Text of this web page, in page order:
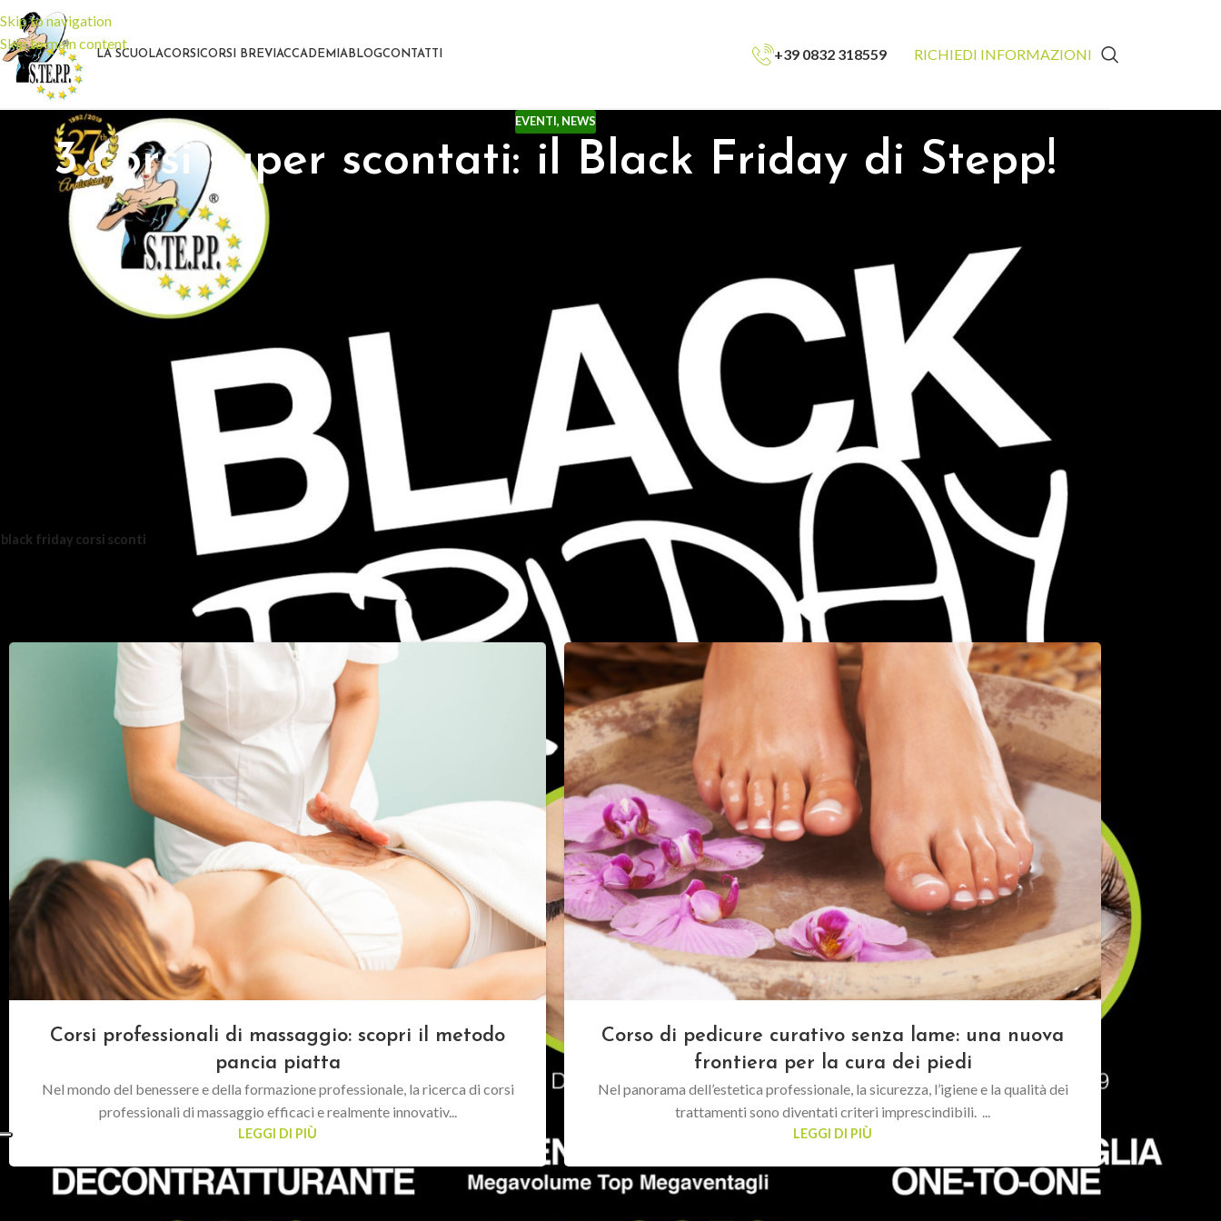
Skip to navigation
Skip to main content
LA SCUOLACORSI CORSI BREVI ACCADEMIABLOGCONTATTI +39 0832 318559 RICHIEDI INFORMAZIONI
EVENTI, NEWS
3 corsi super scontati: il Black Friday di Stepp!
Black Friday arriva anche da STEPP l’Università della Bellezza Globale
In occasione della giornata dedicati agli sconti in tutto il mondo, anche noi abbiamo scelto di super scontare alcuni corsi tra i più richiesti dalle nostre allieve/i!
Corso di Massaggio Decontratturante Cervicale Schiena
Corso Extension Ciglia Megavolume Top Megaventagli
: 15 Dicembre a
invece di € 290
Corso base Extension Ciglia one-to-one
: 16/17 Dicembre a € 300
Cosa aspetti? Investi nella formazione professionale e certificata targata
black friday corsi sconti
Corsi professionali di massaggio: scopri il metodo
pancia piatta
Nel mondo del benessere e della formazione professionale, la ricerca di corsi
professionali di massaggio efficaci e realmente innovativ...
LEGGI DI PIÙ
Corso di pedicure curativo senza lame: una nuova
frontiera per la cura dei piedi
Nel panorama dell’estetica professionale, la sicurezza, l’igiene e la qualità dei
trattamenti sono diventati criteri imprescindibili. ...
LEGGI DI PIÙ